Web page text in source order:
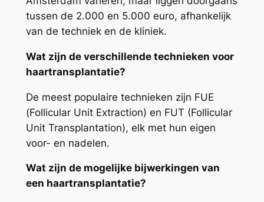
tussen de 2.000 en 5.000 euro, afhankelijk
van de techniek en de kliniek.
Wat zijn de verschillende technieken voor
haartransplantatie?
De meest populaire technieken zijn FUE
(Follicular Unit Extraction) en FUT (Follicular
Unit Transplantation), elk met hun eigen
voor- en nadelen.
Wat zijn de mogelijke bijwerkingen van
een haartransplantatie?